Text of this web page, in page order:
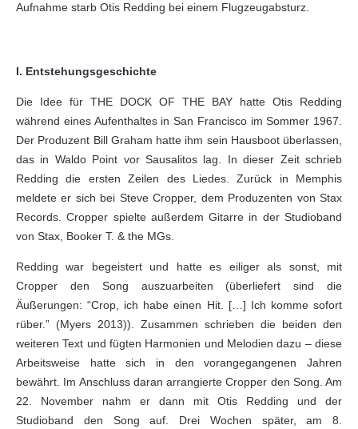
Aufnahme starb Otis Redding bei einem Flugzeugabsturz.
I. Entstehungsgeschichte
Die Idee für THE DOCK OF THE BAY hatte Otis Redding
während eines Aufenthaltes in San Francisco im Sommer 1967.
Der Produzent Bill Graham hatte ihm sein Hausboot überlassen,
das in Waldo Point vor Sausalitos lag. In dieser Zeit schrieb
Redding die ersten Zeilen des Liedes. Zurück in Memphis
meldete er sich bei Steve Cropper, dem Produzenten von Stax
Records. Cropper spielte außerdem Gitarre in der Studioband
von Stax, Booker T. & the MGs.
Redding war begeistert und hatte es eiliger als sonst, mit
Cropper den Song auszuarbeiten (überliefert sind die
Äußerungen: “Crop, ich habe einen Hit. […] Ich komme sofort
rüber.” (Myers 2013)). Zusammen schrieben die beiden den
weiteren Text und fügten Harmonien und Melodien dazu ‒ diese
Arbeitsweise hatte sich in den vorangegangenen Jahren
bewährt. Im Anschluss daran arrangierte Cropper den Song. Am
22. November nahm er dann mit Otis Redding und der
Studioband den Song auf. Drei Wochen später, am 8.